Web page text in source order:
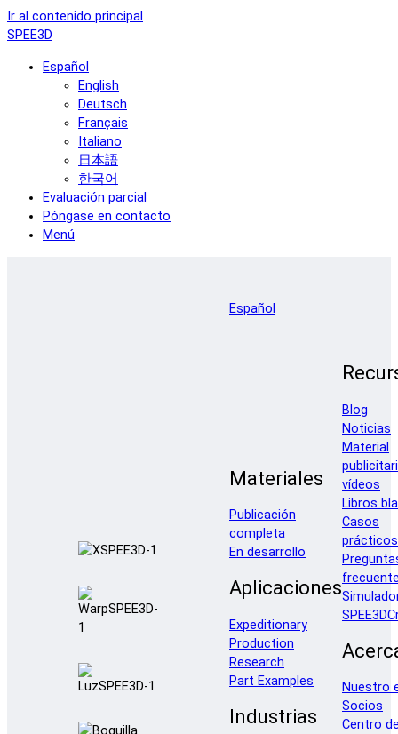
Ir al contenido principal
SPEE3D
Español
English
Deutsch
Français
Italiano
日本語
한국어
Evaluación parcial
Póngase en contacto
Menú
Español
Materiales
Publicación
completa
En desarrollo
Aplicaciones
Expeditionary
Production
Research
Part Examples
Industrias
Blog
Noticias
Material
vídeos
Libros
Casos
prácticos
Nuestro
Socios
Centro